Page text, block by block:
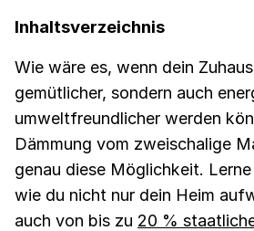
Inhaltsverzeichnis
Wie wäre es, wenn dein
gemütlicher, sondern auch
umweltfreundlicher werden
Dämmung vom zweischalige
genau diese Möglichkeit.
wie du nicht nur dein Heim
auch von bis zu 20 %